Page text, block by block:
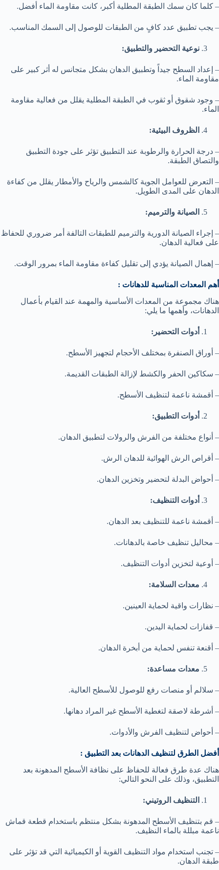
– كلما كان سمك الطبقة المطلية أكبر، كانت مقاومة الماء أفضل.
– يجب تطبيق عدد كافٍ من الطبقات للوصول إلى السمك المناسب.
نوعية التحضير والتطبيق:
– إعداد السطح جيداً وتطبيق الدهان بشكل متجانس له أثر كبير على
مقاومة الماء.
– وجود شقوق أو ثقوب في الطبقة المطلية يقلل من فعالية مقاومة
الماء.
الظروف البيئية:
– درجة الحرارة والرطوبة عند التطبيق تؤثر على جودة التطبيق
والتصاق الطبقة.
– التعرض للعوامل الجوية كالشمس والرياح والأمطار يقلل من كفاءة
الدهان على المدى الطويل.
الصيانة والترميم:
– إجراء الصيانة الدورية والترميم للطبقات التالفة أمر ضروري للحفاظ
على فعالية الدهان.
– إهمال الصيانة يؤدي إلى تقليل كفاءة مقاومة الماء بمرور الوقت.
أهم المعدات المناسبة للدهانات :
هناك مجموعة من المعدات الأساسية والمهمة عند القيام بأعمال
الدهانات، وأهمها ما يلي:
أدوات التحضير:
– أوراق الصنفرة بمختلف الأحجام لتجهيز الأسطح.
– سكاكين الحفر والكشط لإزالة الطبقات القديمة.
– أقمشة ناعمة لتنظيف الأسطح.
أدوات التطبيق:
– أنواع مختلفة من الفرش والرولات لتطبيق الدهان.
– أقراص الرش الهوائية للدهان الرش.
– أحواض البدلة لتحضير وتخزين الدهان.
أدوات التنظيف:
– أقمشة ناعمة للتنظيف بعد الدهان.
– محاليل تنظيف خاصة بالدهانات.
– أوعية لتخزين أدوات التنظيف.
معدات السلامة:
– نظارات واقية لحماية العينين.
– قفازات لحماية اليدين.
– أقنعة تنفس لحماية من أبخرة الدهان.
معدات مساعدة:
– سلالم أو منصات رفع للوصول للأسطح العالية.
– أشرطة لاصقة لتغطية الأسطح غير المراد دهانها.
– أحواض لتنظيف الفرش والأدوات.
أفضل الطرق لتنظيف الدهانات بعد التطبيق :
هناك عدة طرق فعالة للحفاظ على نظافة الأسطح المدهونة بعد
التطبيق، وذلك على النحو التالي:
التنظيف الروتيني:
– قم بتنظيف الأسطح المدهونة بشكل منتظم باستخدام قطعة قماش
ناعمة مبللة بالماء النظيف.
– تجنب استخدام مواد التنظيف القوية أو الكيميائية التي قد تؤثر على
طبقة الدهان.